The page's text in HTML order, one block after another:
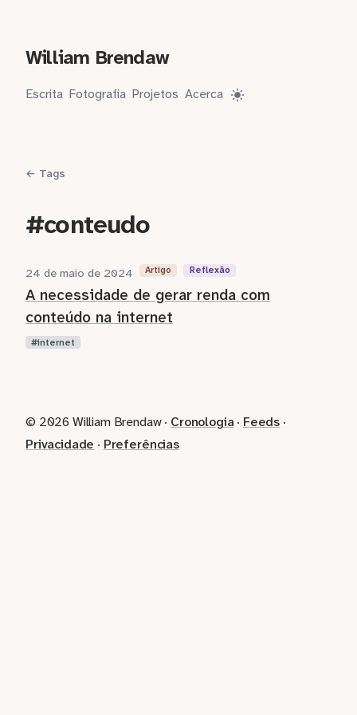
William Brendaw
Escrita Fotografia Projetos Acerca
← Tags
#conteudo
24 de maio de 2024 Artigo Reflexão
A necessidade de gerar renda com
conteúdo na internet
internet
© 2026 William Brendaw · Cronologia· Feeds ·
Privacidade · Preferências